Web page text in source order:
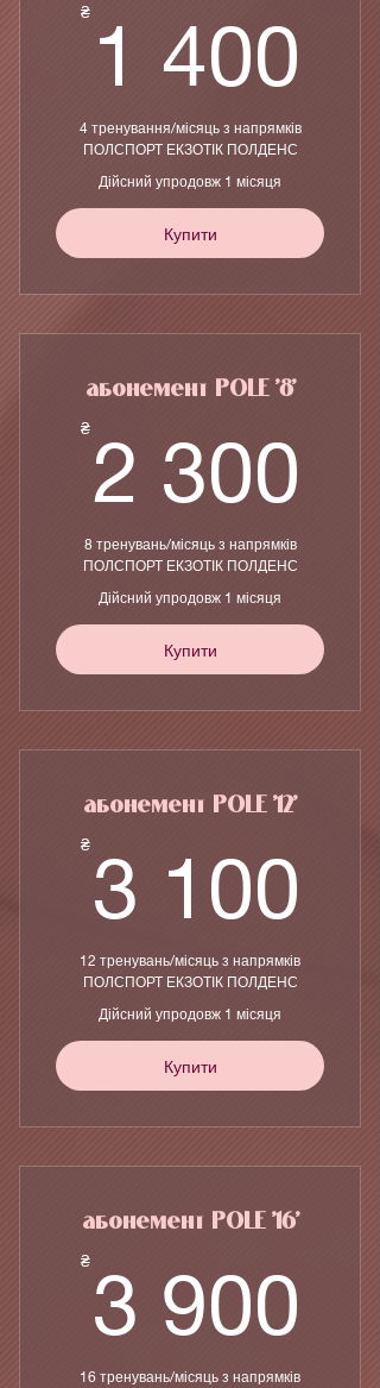
₴ 1 400
4 тренування/місяць з напрямків
ПОЛСПОРТ ЕКЗОТІК ПОЛДЕНС
Дійсний упродовж 1 місяця
Купити
абонемент POLE '8'
₴ 2 300
8 тренувань/місяць з напрямків
ПОЛСПОРТ ЕКЗОТІК ПОЛДЕНС
Дійсний упродовж 1 місяця
Купити
абонемент POLE '12'
₴ 3 100
12 тренувань/місяць з напрямків
ПОЛСПОРТ ЕКЗОТІК ПОЛДЕНС
Дійсний упродовж 1 місяця
Купити
абонемент POLE '16'
₴ 3 900
16 тренувань/місяць з напрямків